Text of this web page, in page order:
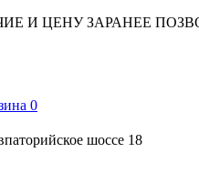
И ЦЕНУ ЗАРАНЕЕ
0
шоссе 18